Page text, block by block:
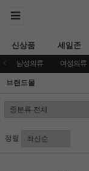
신상품 세일존
남성의류 여성의류
브랜드몰
정렬